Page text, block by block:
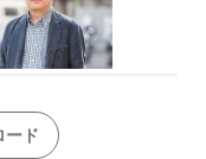
ード